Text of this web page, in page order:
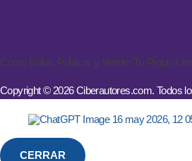
Cómo Editar, Publicar y Vender Tu Propio
Copyright © 2026 Ciberautores.com. Todos
CERRAR